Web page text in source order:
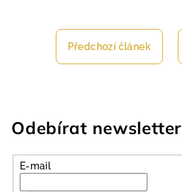
Předchozí článek
Odebírat newsletter
E-mail